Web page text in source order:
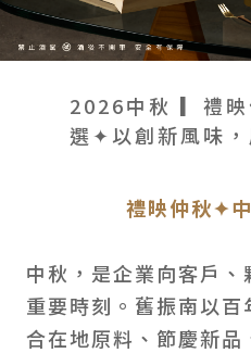
客服中心
會員禮遇
線上購物 會員
© 2026 JIU ZHEN
2026中秋 ▎禮映
選✦以創新風味
禮映仲秋✦
中秋，是企業向客戶
重要時刻。舊振南以
合在地原料、節慶新